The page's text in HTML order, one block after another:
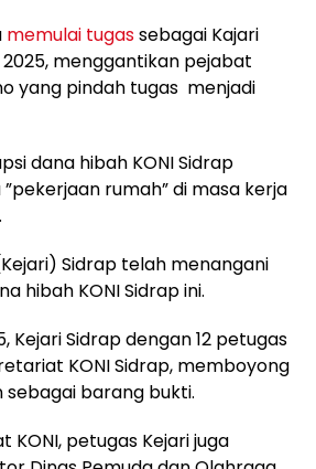
memulai tugassebagai Kajari
menggantikan pejabat
yang pindah tugas menjadi
dana hibah KONI Sidrap
rumah” di masa kerja
Sidrap telah menangani
hibah KONI Sidrap ini.
Kejari Sidrap dengan 12 petugas
KONI Sidrap, memboyong
sebagai barang bukti.
KONI, petugas Kejari juga